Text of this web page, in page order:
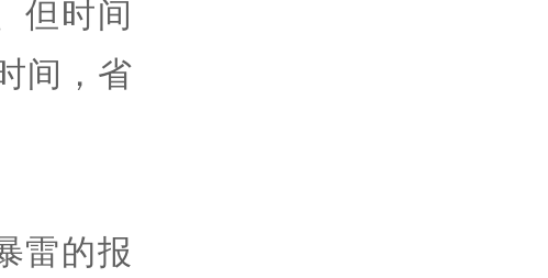
但时间
间，省
雷的报